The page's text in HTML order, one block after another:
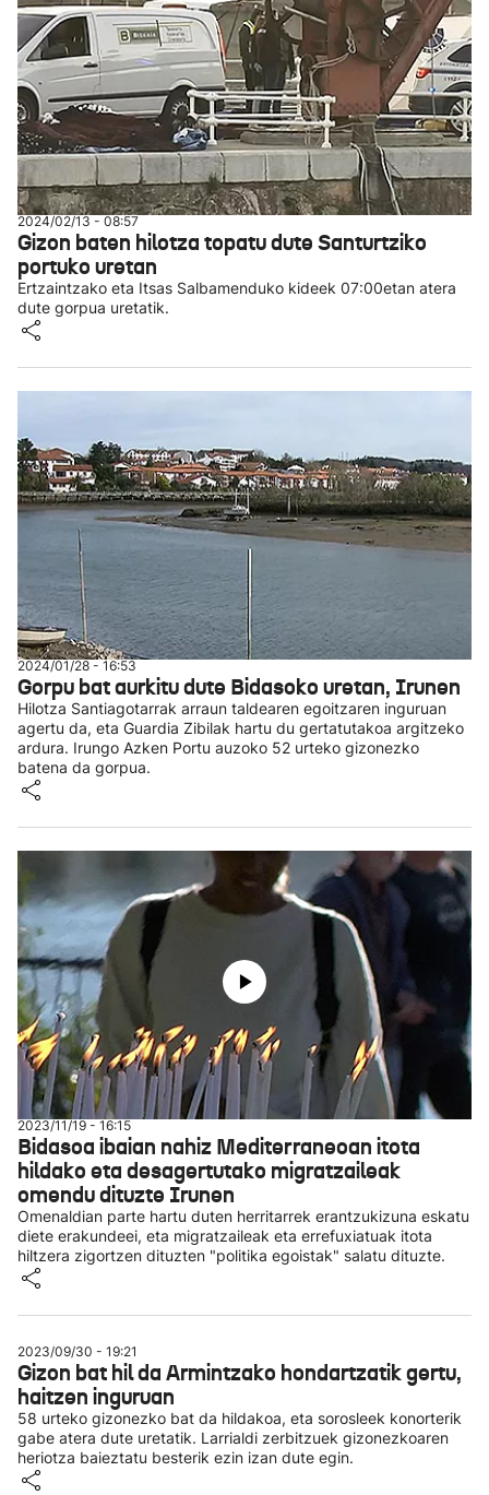
2024/02/13 - 08:57
Gizon baten hilotza topatu dute Santurtziko
portuko uretan
Ertzaintzako eta Itsas Salbamenduko kideek 07:00etan atera
dute gorpua uretatik.
2024/01/28 - 16:53
Gorpu bat aurkitu dute Bidasoko uretan, Irunen
Hilotza Santiagotarrak arraun taldearen egoitzaren inguruan
agertu da, eta Guardia Zibilak hartu du gertatutakoa argitzeko
ardura. Irungo Azken Portu auzoko 52 urteko gizonezko
batena da gorpua.
2023/11/19 - 16:15
Bidasoa ibaian nahiz Mediterraneoan itota
hildako eta desagertutako migratzaileak
omendu dituzte Irunen
Omenaldian parte hartu duten herritarrek erantzukizuna eskatu
diete erakundeei, eta migratzaileak eta errefuxiatuak itota
hiltzera zigortzen dituzten "politika egoistak" salatu dituzte.
2023/09/30 - 19:21
Gizon bat hil da Armintzako hondartzatik gertu,
haitzen inguruan
58 urteko gizonezko bat da hildakoa, eta sorosleek konorterik
gabe atera dute uretatik. Larrialdi zerbitzuek gizonezkoaren
heriotza baieztatu besterik ezin izan dute egin.